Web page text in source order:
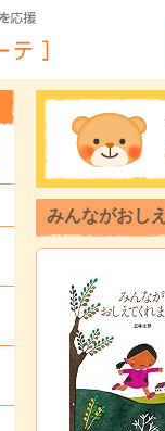
みんながおし